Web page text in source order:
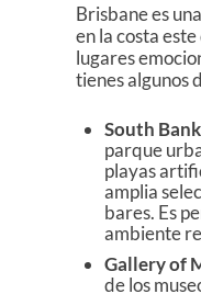
Brisbane es
en la costa
lugares
tienes algunos
South
parque
playas
amplia
bares. Es
ambiente
Gallery of
de los